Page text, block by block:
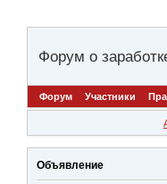
Форум о
Форум Участники
Объявление